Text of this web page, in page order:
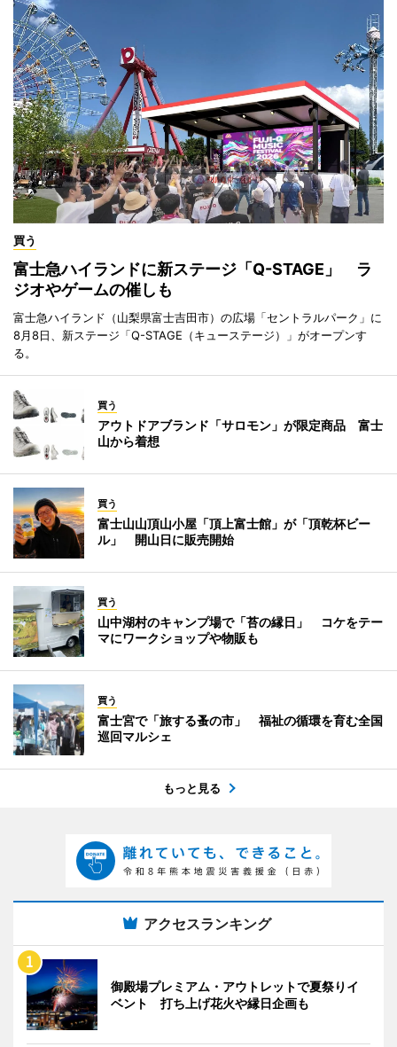
買う
富士急ハイランドに新ステージ「Q-STAGE」 ラ
ジオやゲームの催しも
富士急ハイランド（山梨県富士吉田市）の広場「セントラルパーク」に
8月8日、新ステージ「Q-STAGE（キューステージ）」がオープンす
る。
買う
アウトドアブランド「サロモン」が限定商品 富士
山から着想
買う
富士山山頂山小屋「頂上富士館」が「頂乾杯ビー
ル」 開山日に販売開始
買う
山中湖村のキャンプ場で「苔の縁日」 コケをテー
マにワークショップや物販も
買う
富士宮で「旅する蚤の市」 福祉の循環を育む全国
巡回マルシェ
もっと見る
アクセスランキング
御殿場プレミアム・アウトレットで夏祭りイ
ベント 打ち上げ花火や縁日企画も